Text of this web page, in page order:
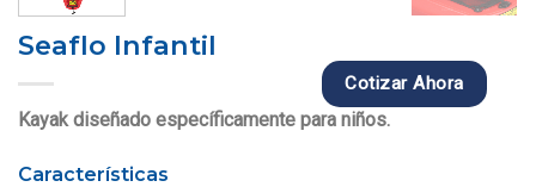
Seaflo Infantil
Kayak diseñado específicamente para niños.
Características
Cotizar Ahora